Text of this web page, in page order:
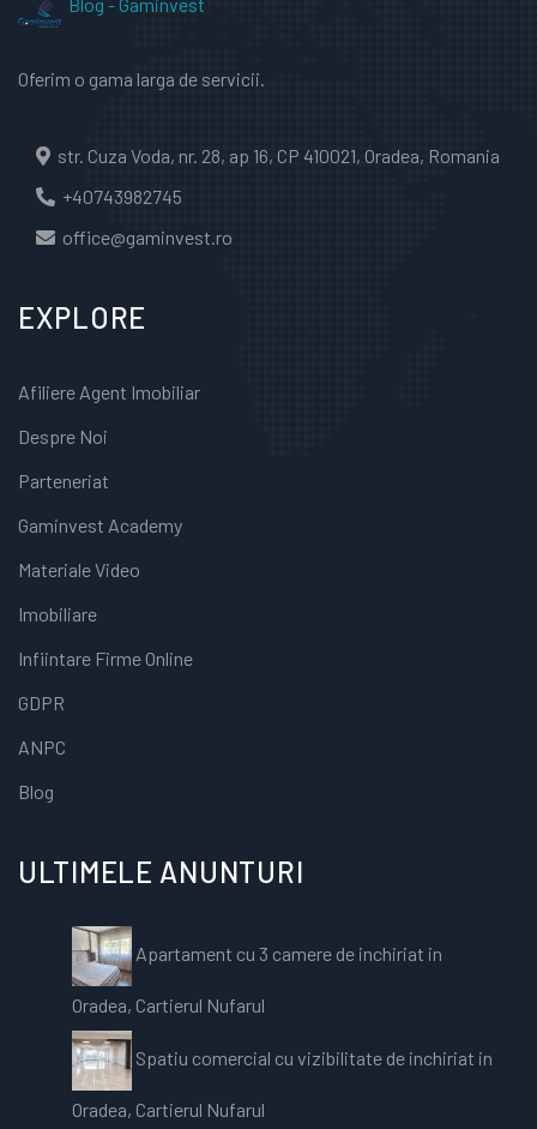
Oferim o gama larga de servicii.
str. Cuza Voda, nr. 28, ap 16, CP 410021, Oradea, Romania
+40743982745
office@gaminvest.ro
EXPLORE
Afiliere Agent Imobiliar
Despre Noi
Parteneriat
Gaminvest Academy
Materiale Video
Imobiliare
Infiintare Firme Online
GDPR
ANPC
Blog
ULTIMELE ANUNTURI
Apartament cu 3 camere de inchiriat in
Oradea, Cartierul Nufarul
Spatiu comercial cu vizibilitate de inchiriat in
Oradea, Cartierul Nufarul